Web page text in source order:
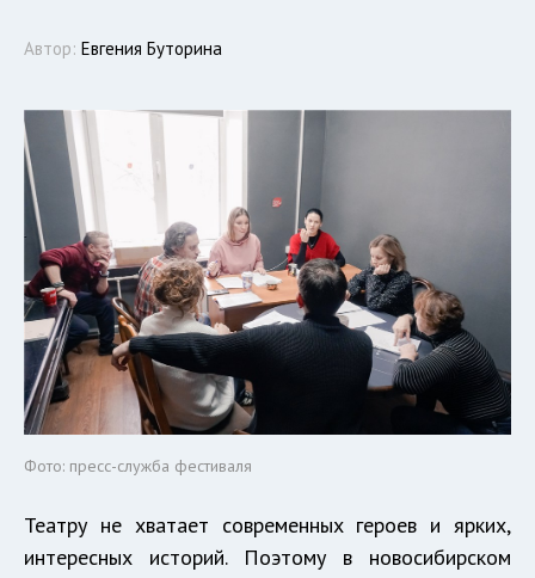
Автор: Евгения Буторина
Фото: пресс-служба фестиваля
Театру не хватает современных героев и ярких,
интересных историй. Поэтому в новосибирском